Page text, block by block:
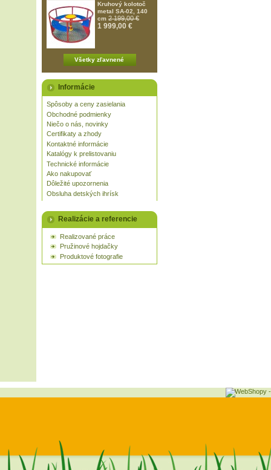
Kruhový kolotoč
metal SA-02, 140
cm 2 199,00 €
1 999,00 €
Všetky zľavnené
Informácie
Spôsoby a ceny zasielania
Obchodné podmienky
Niečo o nás, novinky
Certifikaty a zhody
Kontaktné informácie
Katalógy k prelistovaniu
Technické informácie
Ako nakupovať
Dôležité upozornenia
Obsluha detských ihrísk
Realizácie a referencie
Realizované práce
Pružinové hojdačky
Produktové fotografie